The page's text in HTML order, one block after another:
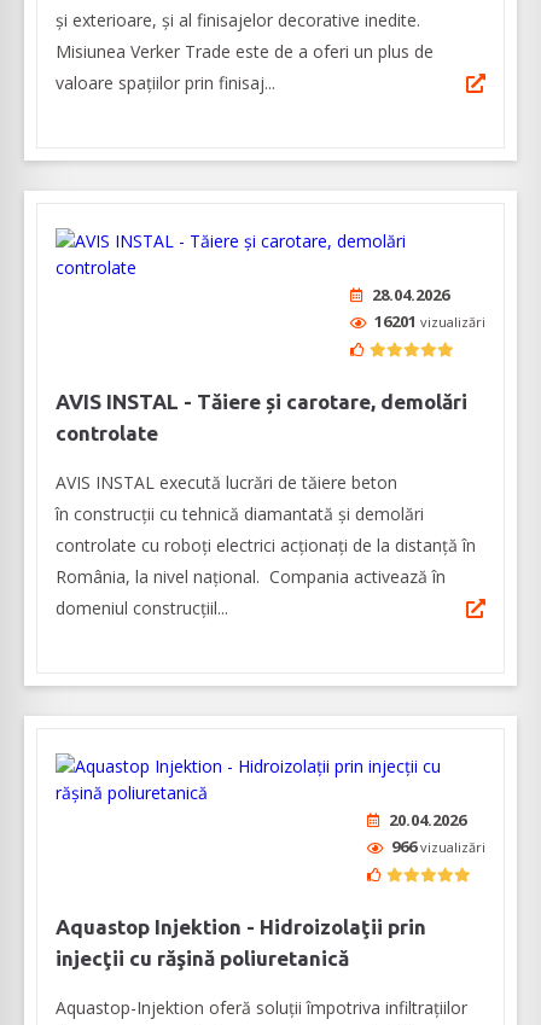
şi exterioare, şi al finisajelor decorative inedite.
Misiunea Verker Trade este de a oferi un plus de
valoare spaţiilor prin finisaj...
28.04.2026
16201 vizualizări
AVIS INSTAL - Tăiere și carotare, demolări
controlate
AVIS INSTAL execută lucrări de tăiere beton
în construcţii cu tehnică diamantată și demolări
controlate cu roboți electrici acționați de la distanță în
România, la nivel naţional. Compania activează în
domeniul construcţiil...
20.04.2026
966vizualizări
Aquastop Injektion - Hidroizolaţii prin
injecţii cu răşină poliuretanică
Aquastop-Injektion oferă soluţii împotriva infiltraţiilor